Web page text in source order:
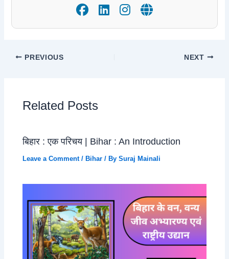
PREVIOUS NEXT
Related Posts
बिहार : एक परिचय | Bihar : An Introduction
Leave a Comment /Bihar / BySuraj Mainali